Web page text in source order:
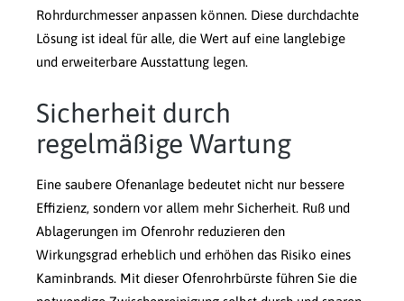
Rohrdurchmesser anpassen können. Diese durchdachte
Lösung ist ideal für alle, die Wert auf eine langlebige
und erweiterbare Ausstattung legen.
Sicherheit durch
regelmäßige Wartung
Eine saubere Ofenanlage bedeutet nicht nur bessere
Effizienz, sondern vor allem mehr Sicherheit. Ruß und
Ablagerungen im Ofenrohr reduzieren den
Wirkungsgrad erheblich und erhöhen das Risiko eines
Kaminbrands. Mit dieser Ofenrohrbürste führen Sie die